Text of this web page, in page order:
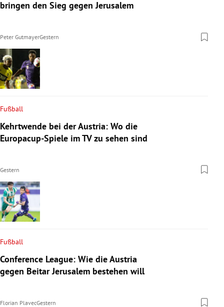
bringen den Sieg gegen Jerusalem
Peter GutmayerGestern
Fußball
Kehrtwende bei der Austria: Wo die
Europacup-Spiele im TV zu sehen sind
Gestern
Fußball
Conference League: Wie die Austria
gegen Beitar Jerusalem bestehen will
Florian PlavecGestern